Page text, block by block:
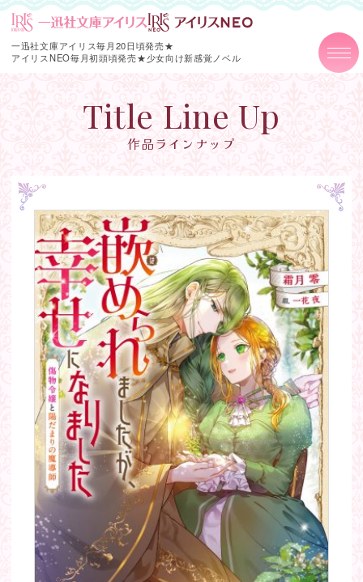
一迅社文庫アイリス毎月20日頃発売★
アイリスNEO毎月初頭頃発売★少女向け新感覚ノベル
Title Line Up
作品ラインナップ